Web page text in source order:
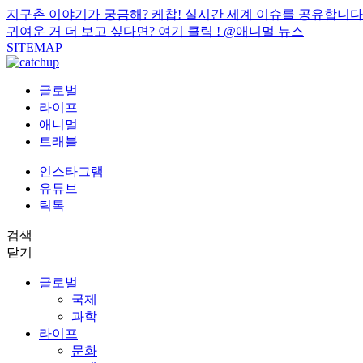
지구촌 이야기가 궁금해? 케찹! 실시간 세계 이슈를 공유합니
귀여운 거 더 보고 싶다면? 여기 클릭 ! @애니멀 뉴스
SITEMAP
글로벌
라이프
애니멀
트래블
인스타그램
유튜브
틱톡
검색
닫기
글로벌
국제
과학
라이프
문화